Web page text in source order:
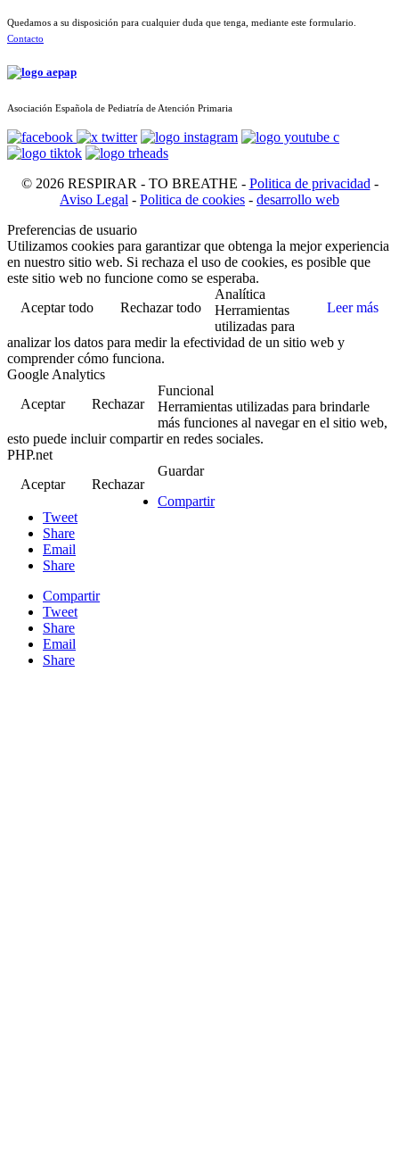
Quedamos a su disposición para cualquier duda que tenga, mediante este formulario.
Contacto
Asociación Española de Pediatría de Atención Primaria
© 2026 RESPIRAR - TO BREATHE - Politica de privacidad -
Aviso Legal - Politica de cookies - desarrollo web
Preferencias de usuario
Utilizamos cookies para garantizar que obtenga la mejor experiencia
en nuestro sitio web. Si rechaza el uso de cookies, es posible que
este sitio web no funcione como se esperaba.
Aceptar todo
Rechazar todo Leer más
Analítica
Herramientas
utilizadas para
analizar los datos para medir la efectividad de un sitio web y
comprender cómo funciona.
Google Analytics
Aceptar
Rechazar
Funcional
Herramientas utilizadas para brindarle
más funciones al navegar en el sitio web,
esto puede incluir compartir en redes sociales.
PHP.net
Aceptar
Rechazar
Guardar
Compartir
Tweet
Share
Email
Share
Compartir
Tweet
Share
Email
Share